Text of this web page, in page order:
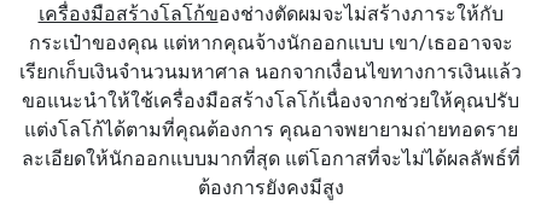
เครื่องมือสร้างโลโก้ของช่างตัดผมจะไม่สร้างภาระให้กับ
กระเป๋าของคุณ แต่หากคุณจ้างนักออกแบบ เขา/เธออาจจะ
เรียกเก็บเงินจำนวนมหาศาล นอกจากเงื่อนไขทางการเงินแล้ว
ขอแนะนำให้ใช้เครื่องมือสร้างโลโก้เนื่องจากช่วยให้คุณปรับ
แต่งโลโก้ได้ตามที่คุณต้องการ คุณอาจพยายามถ่ายทอดราย
ละเอียดให้นักออกแบบมากที่สุด แต่โอกาสที่จะไม่ได้ผลลัพธ์ที่
ต้องการยังคงมีสูง